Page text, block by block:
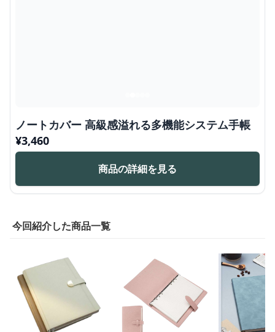
ノートカバー 高級感溢れる多機能システム手帳
¥3,460
商品の詳細を見る
今回紹介した商品一覧